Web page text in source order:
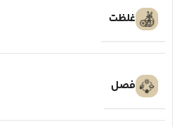
غلظت
فصل